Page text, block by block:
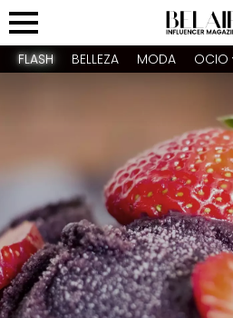
Menu
FLASH BELLEZA MODA OCIO